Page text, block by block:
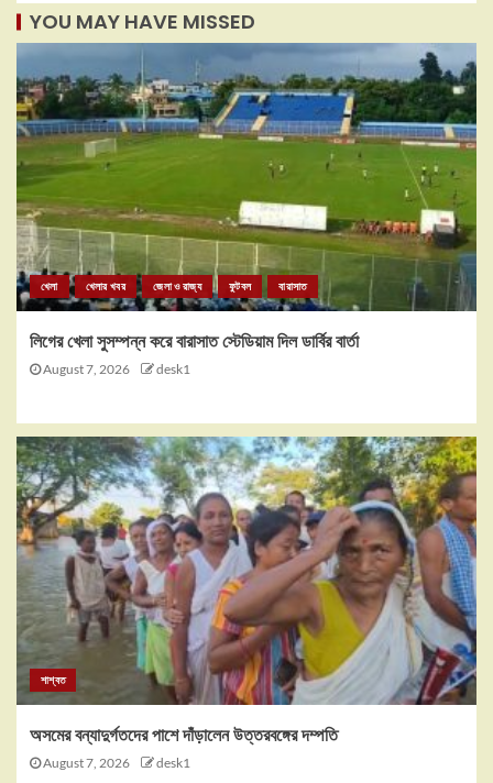
YOU MAY HAVE MISSED
খেলা খেলার খবর জেলা ও রাজ্য ফুটবল বারাসাত
লিগের খেলা সুসম্পন্ন করে বারাসাত স্টেডিয়াম দিল ডার্বির বার্তা
August 7, 2026 desk1
শাশ্বত
অসমের বন্যাদুর্গতদের পাশে দাঁড়ালেন উত্তরবঙ্গের দম্পতি
August 7, 2026 desk1